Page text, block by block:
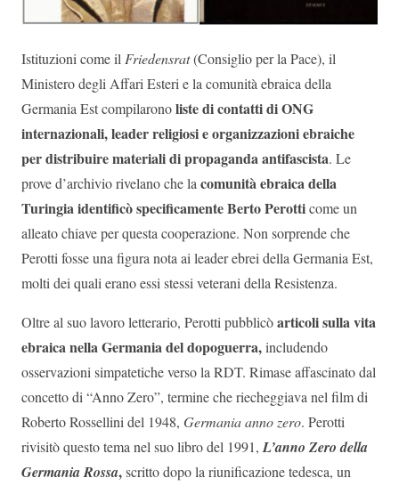
Istituzioni come il Friedensrat(Consiglio per la Pace), il
Ministero degli Affari Esteri e la comunità ebraica della
Germania Est compilaronoliste di contatti di ONG
internazionali, leader religiosi e organizzazioni ebraiche
per distribuire materiali di propaganda antifascista. Le
prove d’archivio rivelano che la comunità ebraica della
Turingia identificò specificamente Berto Perotticome un
alleato chiave per questa cooperazione. Non sorprende che
Perotti fosse una figura nota ai leader ebrei della Germania Est,
molti dei quali erano essi stessi veterani della Resistenza.
Oltre al suo lavoro letterario, Perotti pubblicòarticoli sulla vita
ebraica nella Germania del dopoguerra,includendo
osservazioni simpatetiche verso la RDT. Rimase affascinato dal
concetto di “Anno Zero”, termine che riecheggiava nel film di
Roberto Rossellini del 1948, Germania anno zero. Perotti
rivisitò questo tema nel suo libro del 1991, L’anno Zero della
Germania Rossa,scritto dopo la riunificazione tedesca, un